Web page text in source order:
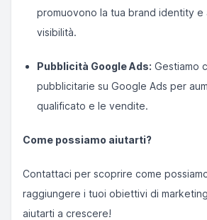
promuovono la tua brand identity e
visibilità.
Pubblicità Google Ads: Gestiamo
pubblicitarie su Google Ads per
qualificato e le vendite.
Come possiamo aiutarti?
Contattaci per scoprire come
raggiungere i tuoi obiettivi di
aiutarti a crescere!